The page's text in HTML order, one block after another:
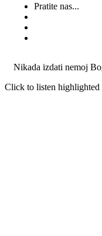
Pratite nas...
Nikada izdati nemoj
Click to listen highlighted